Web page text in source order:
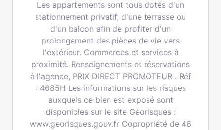
Les appartements sont tous dotés d'un
stationnement privatif, d'une terrasse ou
d'un balcon afin de profiter d'un
prolongement des pièces de vie vers
l'extérieur. Commerces et services à
proximité. Renseignements et réservations
à l'agence, PRIX DIRECT PROMOTEUR . Réf
: 4685H Les informations sur les risques
auxquels ce bien est exposé sont
disponibles sur le site Géorisques :
www.georisques.gouv.fr Copropriété de 46